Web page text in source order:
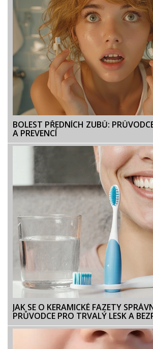
BOLEST PŘEDNÍCH ZUBŮ:
A PREVENCÍ
JAK SE O KERAMICKÉ FAZETY
PRŮVODCE PRO TRVALÝ LESK A